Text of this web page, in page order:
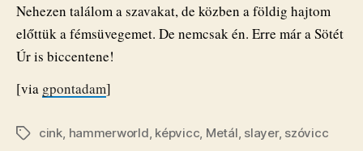
Nehezen találom a szavakat, de közben a földig hajtom
előttük a fémsüvegemet. De nemcsak én. Erre már a Sötét
Úr is biccentene!
[via gpontadam]
Címkék
cink, hammerworld, képvicc, Metál, slayer, szóvicc